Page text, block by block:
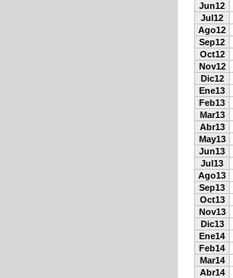
Jun12
Jul12
Ago12
Sep12
Oct12
Nov12
Dic12
Ene13
Feb13
Mar13
Abr13
May13
Jun13
Jul13
Ago13
Sep13
Oct13
Nov13
Dic13
Ene14
Feb14
Mar14
Abr14